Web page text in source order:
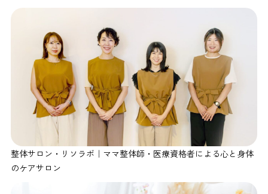
整体サロン・リソラボ｜ママ整体師・医療資格者による心と身体
のケアサロン